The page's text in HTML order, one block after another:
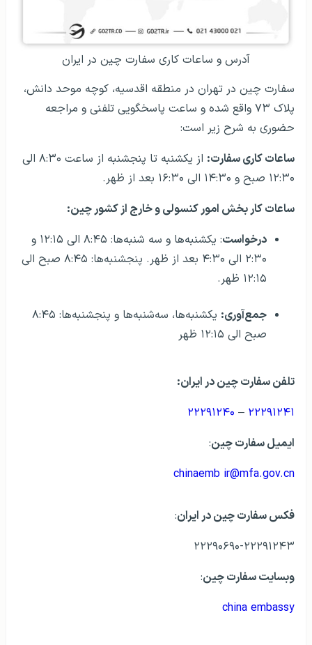
آدرس و ساعات کاری سفارت چین در ایران
سفارت چین در تهران در منطقه اقدسیه، کوچه موحد دانش،
پلاک ۷۳ واقع شده و ساعت پاسخگویی تلفنی و مراجعه
حضوری به شرح زیر است:
ساعات کاری سفارت:
از یکشنبه تا پنجشنبه از ساعت ۸:۳۰ الی
۱۲:۳۰ صبح و ۱۴:۳۰ الی ۱۶:۳۰ بعد از ظهر.
ساعات کار بخش امور کنسولی و خارج از کشور چین:
درخواست
: یکشنبه‌ها و سه شنبه‌ها: ۸:۴۵ الی ۱۲:۱۵ و
۲:۳۰ الی ۴:۳۰ بعد از ظهر. پنجشنبه‌ها: ۸:۴۵ صبح الی
۱۲:۱۵ ظهر.
جمع‌آوری:
یکشنبه‌ها، سه‌شنبه‌ها و پنجشنبه‌ها: ۸:۴۵
صبح الی ۱۲:۱۵ ظهر
تلفن سفارت چین در ایران:
۲۲۲۹۱۲۴۱ – ۲۲۲۹۱۲۴۰
ایمیل سفارت چین:
chinaemb ir@mfa.gov.cn
فکس سفارت چین در ایران:
۲۲۲۹۰۶۹۰-۲۲۲۹۱۲۴۳
وبسایت سفارت چین:
china embassy